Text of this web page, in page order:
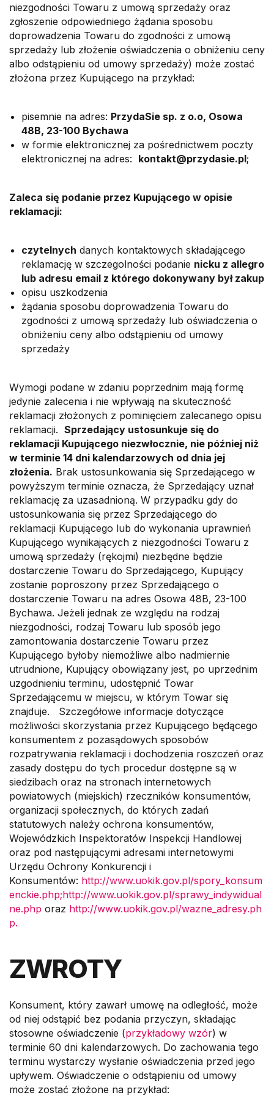
m
niezgodności Towaru z umową sprzedaży oraz
zgłoszenie odpowiedniego żądania sposobu
doprowadzenia Towaru do zgodności z umową
sprzedaży lub złożenie oświadczenia o obniżeniu ceny
albo odstąpieniu od umowy sprzedaży) może zostać
złożona przez Kupującego na przykład:
pisemnie na adres: PrzydaSie sp. z o.o, Osowa
48B, 23-100 Bychawa
w formie elektronicznej za pośrednictwem poczty
elektronicznej na adres: kontakt@przydasie.pl;
Zaleca się podanie przez Kupującego w opisie
reklamacji:
czytelnych danych kontaktowych składającego
reklamację w szczegolności podanie nicku z allegro
lub adresu email z którego dokonywany był zakup
opisu uszkodzenia
żądania sposobu doprowadzenia Towaru do
zgodności z umową sprzedaży lub oświadczenia o
obniżeniu ceny albo odstąpieniu od umowy
sprzedaży
Wymogi podane w zdaniu poprzednim mają formę
jedynie zalecenia i nie wpływają na skuteczność
reklamacji złożonych z pominięciem zalecanego opisu
reklamacji. Sprzedający ustosunkuje się do
reklamacji Kupującego niezwłocznie, nie później niż
w terminie 14 dni kalendarzowych od dnia jej
złożenia. Brak ustosunkowania się Sprzedającego w
powyższym terminie oznacza, że Sprzedający uznał
reklamację za uzasadnioną. W przypadku gdy do
ustosunkowania się przez Sprzedającego do
reklamacji Kupującego lub do wykonania uprawnień
Kupującego wynikających z niezgodności Towaru z
umową sprzedaży (rękojmi) niezbędne będzie
dostarczenie Towaru do Sprzedającego, Kupujący
zostanie poproszony przez Sprzedającego o
dostarczenie Towaru na adres Osowa 48B, 23-100
Bychawa. Jeżeli jednak ze względu na rodzaj
niezgodności, rodzaj Towaru lub sposób jego
zamontowania dostarczenie Towaru przez
Kupującego byłoby niemożliwe albo nadmiernie
utrudnione, Kupujący obowiązany jest, po uprzednim
uzgodnieniu terminu, udostępnić Towar
Sprzedającemu w miejscu, w którym Towar się
znajduje. Szczegółowe informacje dotyczące
możliwości skorzystania przez Kupującego będącego
konsumentem z pozasądowych sposobów
rozpatrywania reklamacji i dochodzenia roszczeń oraz
zasady dostępu do tych procedur dostępne są w
siedzibach oraz na stronach internetowych
powiatowych (miejskich) rzeczników konsumentów,
organizacji społecznych, do których zadań
statutowych należy ochrona konsumentów,
Wojewódzkich Inspektoratów Inspekcji Handlowej
oraz pod następującymi adresami internetowymi
Urzędu Ochrony Konkurencji i
Konsumentów: http://www.uokik.gov.pl/spory_konsum
enckie.php;http://www.uokik.gov.pl/sprawy_indywidual
ne.php oraz http://www.uokik.gov.pl/wazne_adresy.ph
p.
ZWROTY
Konsument, który zawarł umowę na odległość, może
od niej odstąpić bez podania przyczyn, składając
stosowne oświadczenie (przykładowy wzór) w
terminie 60 dni kalendarzowych. Do zachowania tego
terminu wystarczy wysłanie oświadczenia przed jego
upływem. Oświadczenie o odstąpieniu od umowy
może zostać złożone na przykład: